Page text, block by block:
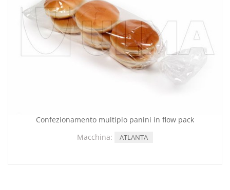
Confezionamento multiplo panini in flow pack
Macchina:
ATLANTA